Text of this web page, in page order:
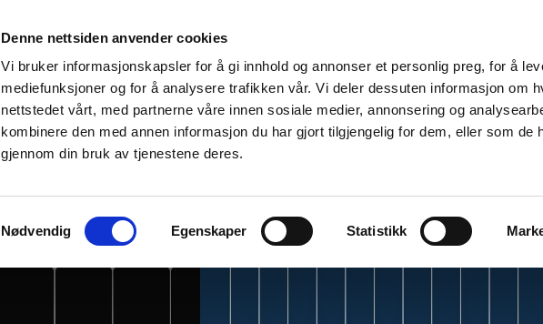
Denne nettsiden anvender cookies
Vi bruker informasjonskapsler for å gi innhold og annonser et personlig preg, for å
mediefunksjoner og for å analysere trafikken vår. Vi deler dessuten informasjon om
nettstedet vårt, med partnerne våre innen sosiale medier, annonsering og
kombinere den med annen informasjon du har gjort tilgjengelig for dem, eller som de
gjennom din bruk av tjenestene deres.
Samtykkevalg
Nødvendig Egenskaper Statistikk